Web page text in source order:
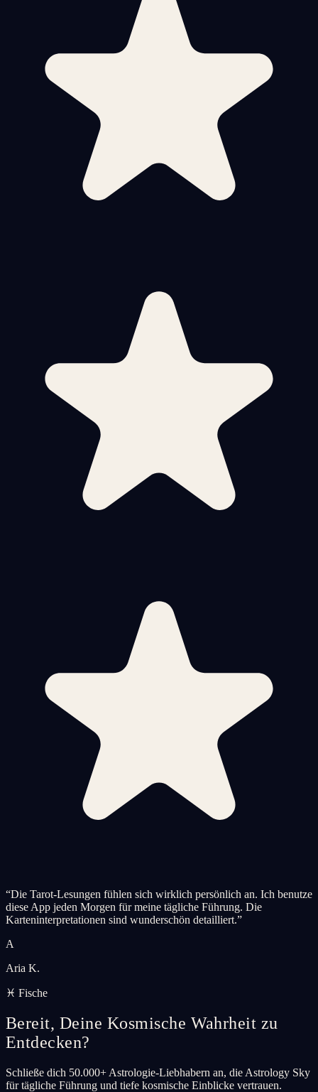
“Die Tarot-Lesungen fühlen sich wirklich persönlich an. Ich benutze
diese App jeden Morgen für meine tägliche Führung. Die
Karteninterpretationen sind wunderschön detailliert.”
A
Aria K.
♓ Fische
Bereit, Deine Kosmische Wahrheit zu
Entdecken?
Schließe dich 50.000+ Astrologie-Liebhabern an, die Astrology Sky
für tägliche Führung und tiefe kosmische Einblicke vertrauen.